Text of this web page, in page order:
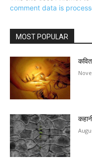
comment data is
MOST POPULAR